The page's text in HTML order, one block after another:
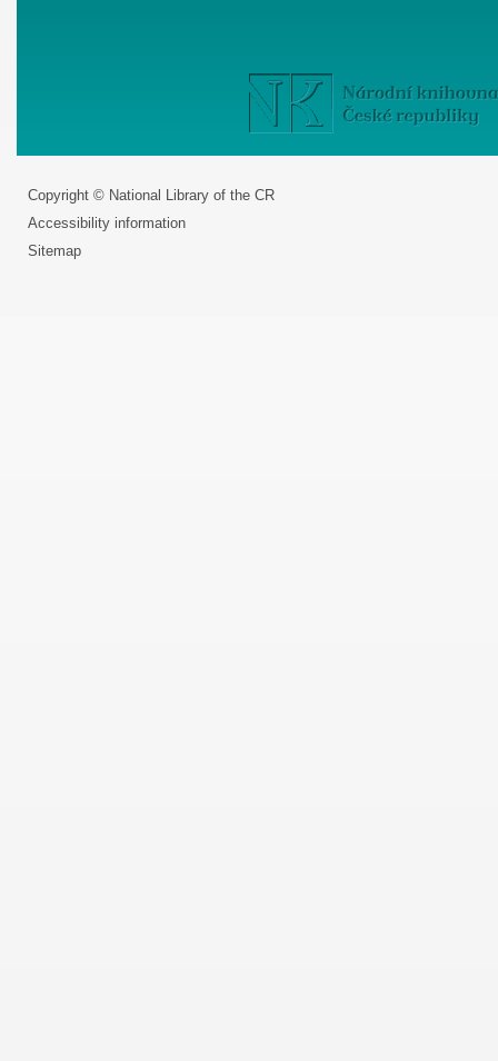
Copyright © National Library of the CR
Accessibility information
Sitemap